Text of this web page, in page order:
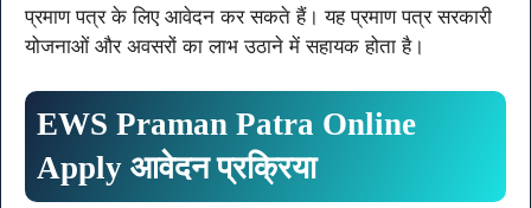
प्रमाण पत्र के लिए आवेदन कर सकते हैं। यह प्रमाण पत्र सरकारी
योजनाओं और अवसरों का लाभ उठाने में सहायक होता है।
EWS Praman Patra Online
Apply आवेदन प्रक्रिया